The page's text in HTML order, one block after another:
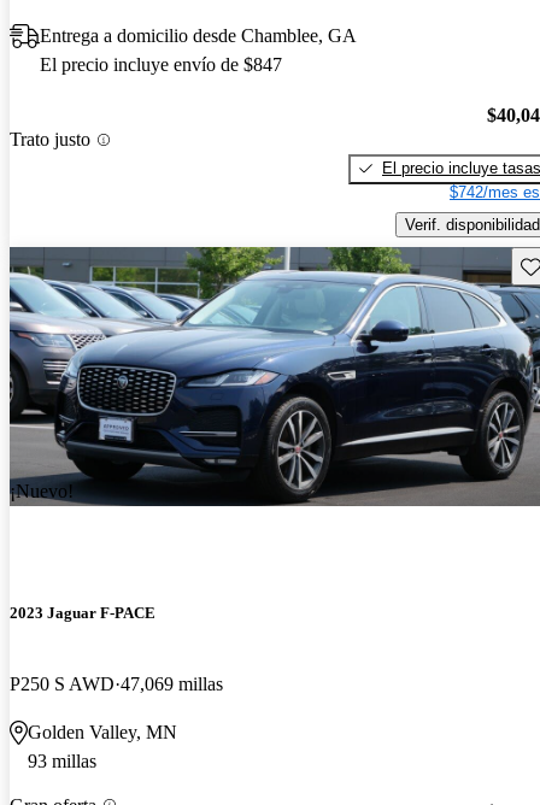
Entrega a domicilio desde Chamblee, GA
El precio incluye envío de $847
Trato justo
El precio incluye tasas
$742/mes
Verif. disponibilidad
¡Nuevo!
2023 Jaguar F-PACE
P250 S AWD 47,069 millas
Golden Valley, MN
93 millas